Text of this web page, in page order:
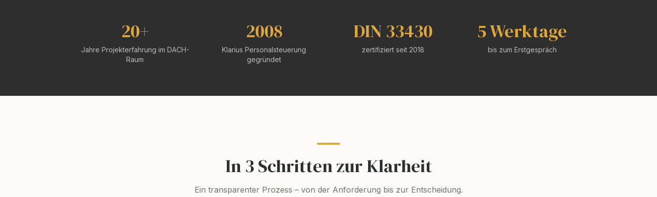
20+
Jahre Projekt­erfahrung im DACH-
Raum
2008
Klarius Personalsteuerung
gegründet
DIN 33430
zertifiziert seit 2018
5 Werktage
bis zum Erstgespräch
In 3 Schritten zur Klarheit
Ein transparenter Prozess – von der Anforderung bis zur Entscheidung.